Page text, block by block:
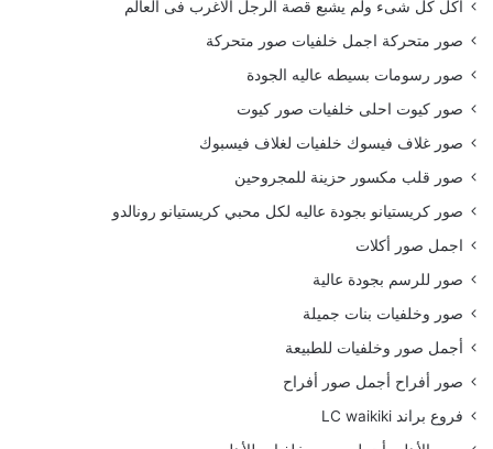
أكل كل شىء ولم يشبع قصة الرجل الاغرب فى العالم
صور متحركة اجمل خلفيات صور متحركة
صور رسومات بسيطه عاليه الجودة
صور كيوت احلى خلفيات صور كيوت
صور غلاف فيسوك خلفيات لغلاف فيسبوك
صور قلب مكسور حزينة للمجروحين
صور كريستيانو بجودة عاليه لكل محبي كريستيانو رونالدو
اجمل صور أكلات
صور للرسم بجودة عالية
صور وخلفيات بنات جميلة
أجمل صور وخلفيات للطبيعة
صور أفراح أجمل صور أفراح
فروع براند LC waikiki